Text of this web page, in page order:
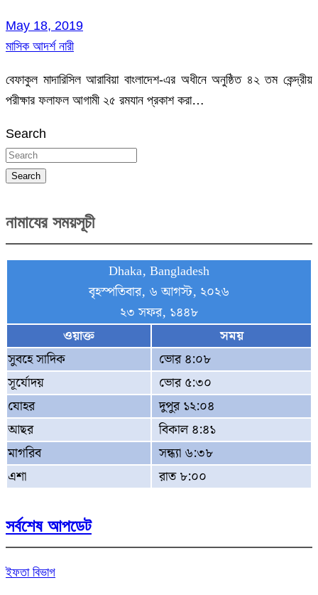
May 18, 2019
মাসিক আদর্শ নারী
বেফাকুল মাদারিসিল আরাবিয়া বাংলাদেশ-এর অধীনে অনুষ্ঠিত ৪২ তম কেন্দ্রীয়
পরীক্ষার ফলাফল আগামী ২৫ রমযান প্রকাশ করা…
Search
Search
নামাযের সময়সূচী
Dhaka, Bangladesh
বৃহস্পতিবার, ৬ আগস্ট, ২০২৬
২৩ সফর, ১৪৪৮
ওয়াক্ত
সময়
সুবহে সাদিক
ভোর ৪:০৮
সূর্যোদয়
ভোর ৫:৩০
যোহর
দুপুর ১২:০৪
আছর
বিকাল ৪:৪১
মাগরিব
সন্ধ্যা ৬:৩৮
এশা
রাত ৮:০০
সর্বশেষ আপডেট
ইফতা বিভাগ